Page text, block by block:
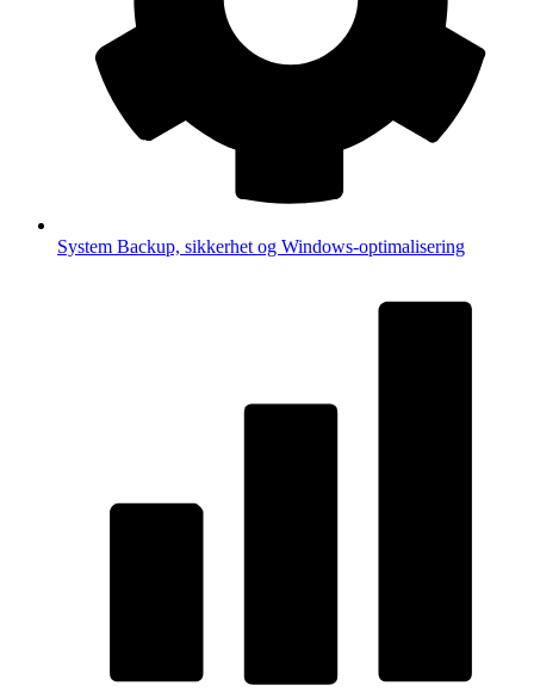
System Backup, sikkerhet og Windows-optimalisering